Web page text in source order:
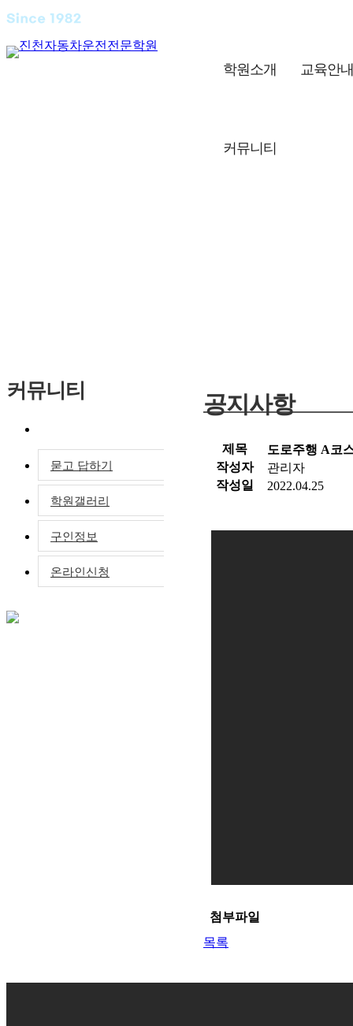
학원소개 교육안내
커뮤니티
커뮤니티
묻고 답하기
학원갤러리
구인정보
온라인신청
공지사항
제목
도로주행 A코
작성자
관리자
작성일
2022.04.25
첨부파일
목록